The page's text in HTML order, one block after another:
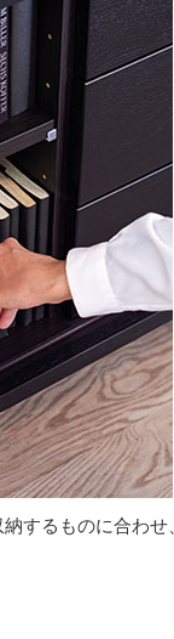
するものに合わ